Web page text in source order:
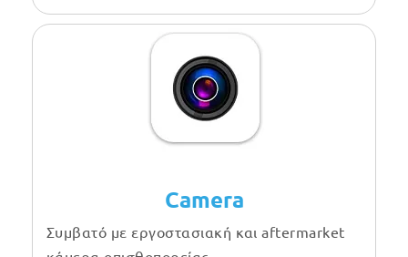
Camera
Συμβατό με εργοστασιακή και aftermarket